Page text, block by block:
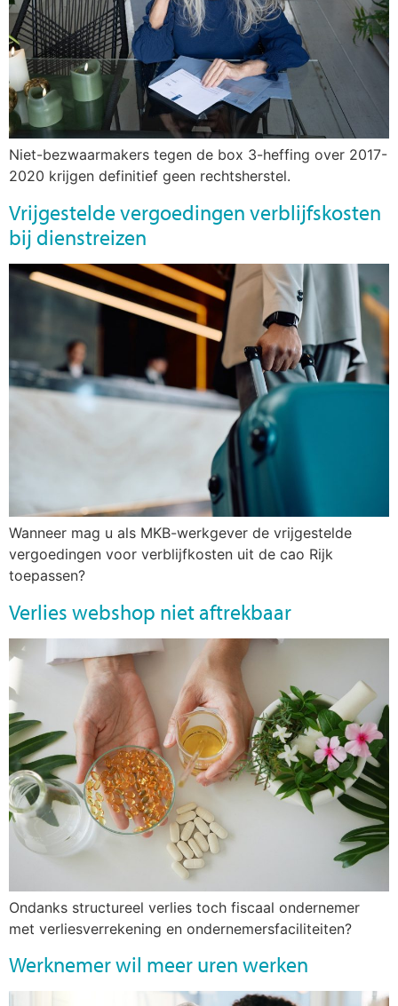
Niet-bezwaarmakers tegen de box 3-heffing over 2017-
2020 krijgen definitief geen rechtsherstel.
Vrijgestelde vergoedingen verblijfskosten
bij dienstreizen
Wanneer mag u als MKB-werkgever de vrijgestelde
vergoedingen voor verblijfkosten uit de cao Rijk
toepassen?
Verlies webshop niet aftrekbaar
Ondanks structureel verlies toch fiscaal ondernemer
met verliesverrekening en ondernemersfaciliteiten?
Werknemer wil meer uren werken